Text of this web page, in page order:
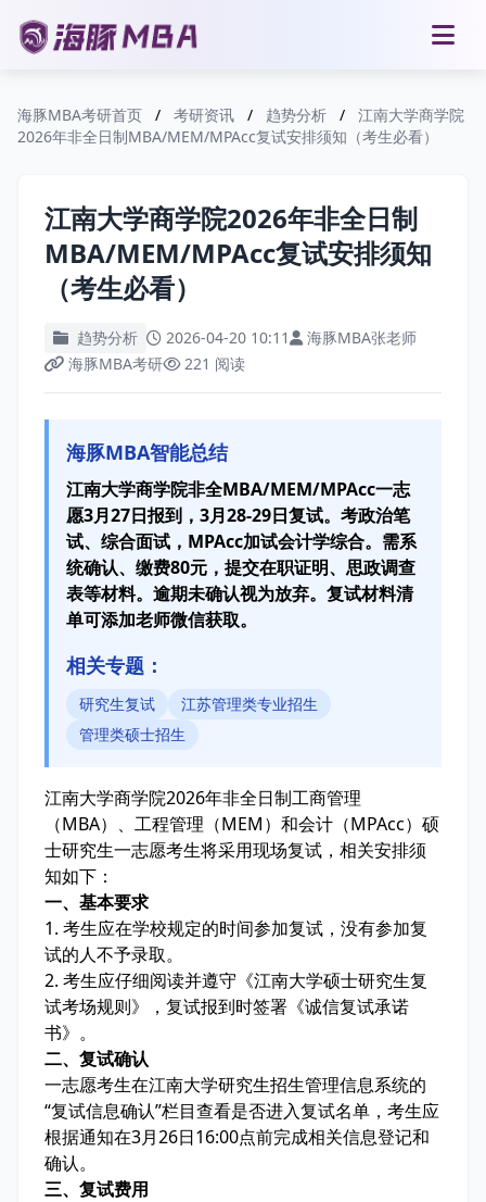
海豚MBA考研首页 / 考研资讯 / 趋势分析 /
江南大学商学院
2026年非全日制MBA/MEM/MPAcc复试安排须知（考生必看）
江南大学商学院2026年非全日制
MBA/MEM/MPAcc复试安排须知
（考生必看）
趋势分析 2026-04-20 10:11
海豚MBA张老师
海豚MBA考研
221 阅读
海豚MBA智能总结
江南大学商学院非全MBA/MEM/MPAcc一志
愿3月27日报到，3月28-29日复试。考政治笔
试、综合面试，MPAcc加试会计学综合。需系
统确认、缴费80元，提交在职证明、思政调查
表等材料。逾期未确认视为放弃。复试材料清
单可添加老师微信获取。
相关专题：
研究生复试
江苏管理类专业招生
管理类硕士招生
江南大学商学院2026年非全日制工商管理
（MBA）、工程管理（MEM）和会计（MPAcc）硕
士研究生一志愿考生将采用现场复试，相关安排须
知如下：
一、基本要求
1. 考生应在学校规定的时间参加复试，没有参加复
试的人不予录取。
2. 考生应仔细阅读并遵守《江南大学硕士研究生复
试考场规则》，复试报到时签署《诚信复试承诺
书》。
二、复试确认
一志愿考生在江南大学研究生招生管理信息系统的
“复试信息确认”栏目查看是否进入复试名单，考生应
根据通知在3月26日16:00点前完成相关信息登记和
确认。
三、复试费用